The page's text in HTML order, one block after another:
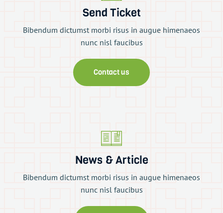
Send Ticket
Bibendum dictumst morbi risus in augue himenaeos
nunc nisl faucibus
Contact us
News & Article
Bibendum dictumst morbi risus in augue himenaeos
nunc nisl faucibus